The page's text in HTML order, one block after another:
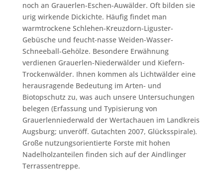
noch an Grauerlen-Eschen-Auwälder. Oft bilden sie
urig wirkende Dickichte. Häufig findet man
warmtrockene Schlehen-Kreuzdorn-Liguster-
Gebüsche und feucht-nasse Weiden-Wasser-
Schneeball-Gehölze. Besondere Erwähnung
verdienen Grauerlen-Niederwälder und Kiefern-
Trockenwälder. Ihnen kommen als Lichtwälder eine
herausragende Bedeutung im Arten- und
Biotopschutz zu, was auch unsere Untersuchungen
belegen (Erfassung und Typisierung von
Grauerlenniederwald der Wertachauen im Landkreis
Augsburg; unveröff. Gutachten 2007, Glücksspirale).
Große nutzungsorientierte Forste mit hohen
Nadelholzanteilen finden sich auf der Aindlinger
Terrassentreppe.